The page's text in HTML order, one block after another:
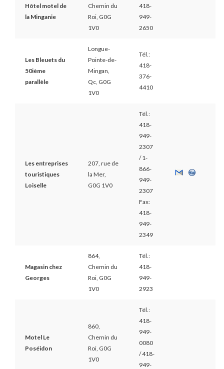
Hôtel motel de
la Minganie
Chemin du
Roi, G0G
1V0
418-
949-
2650
Les Bleuets du
50ième
parallèle
Longue-
Pointe-de-
Mingan,
Qc, G0G
1V0
Tél.:
418-
376-
4410
Les entreprises
touristiques
Loiselle
207, rue de
la Mer,
G0G 1V0
Tél.:
418-
949-
2307
/ 1-
866-
949-
2307
Fax:
418-
949-
2349
Magasin chez
Georges
864,
Chemin du
Roi, G0G
1V0
Tél.:
418-
949-
2923
Motel Le
Poséidon
860,
Chemin du
Roi, G0G
1V0
Tél.:
418-
949-
0080
/ 418-
949-